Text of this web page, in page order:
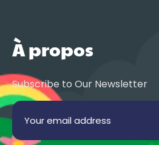
À propos
Subscribe to Our Newsletter